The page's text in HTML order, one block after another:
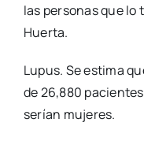
las personas que lo
Huerta.
Lupus. Se estima
de 26,880
serían mujeres.